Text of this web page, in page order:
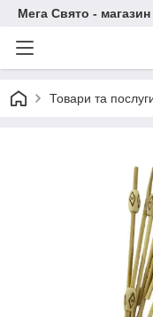
Мега Свято -
Товари та